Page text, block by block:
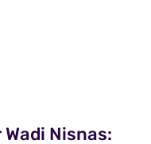
Nisnas: